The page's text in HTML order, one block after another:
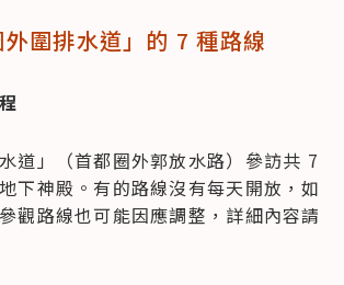
圍排水道」的 7 種路線
道」（首都圈外郭放水路）參訪共 7
下神殿。有的路線沒有每天開放，如
觀路線也可能因應調整，詳細內容請